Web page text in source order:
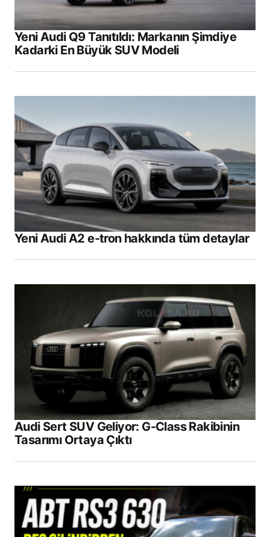
Yeni Audi Q9 Tanıtıldı: Markanın Şimdiye
Kadarki En Büyük SUV Modeli
Yeni Audi A2 e-tron hakkında tüm detaylar
Audi Sert SUV Geliyor: G-Class Rakibinin
Tasarımı Ortaya Çıktı